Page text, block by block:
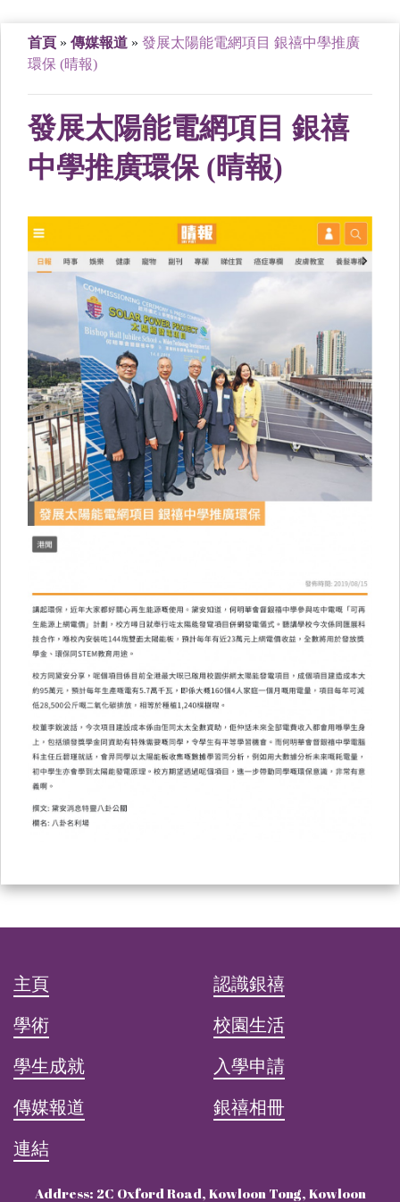
首頁 » 傳媒報道 » 發展太陽能電網項目 銀禧中學推廣
環保 (晴報)
發展太陽能電網項目 銀禧
中學推廣環保 (晴報)
主頁
認識銀禧
學術
校園生活
學生成就
入學申請
傳媒報道
銀禧相冊
連結
Address: 2C Oxford Road, Kowloon Tong, Kowloon